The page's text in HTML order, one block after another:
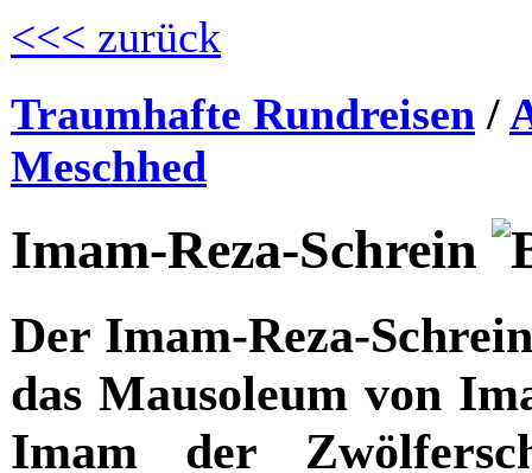
<<< zurück
Traumhafte Rundreisen /
Meschhed
Imam-Reza-Schrein
Der Imam-Reza-
das Mausoleum von
Imam der